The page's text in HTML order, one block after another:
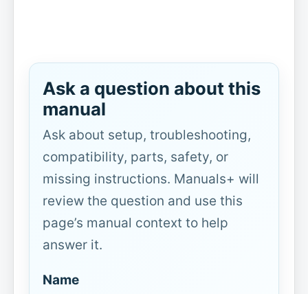
Ask a question about this
manual
Ask about setup, troubleshooting,
compatibility, parts, safety, or
missing instructions. Manuals+ will
review the question and use this
page’s manual context to help
answer it.
Name